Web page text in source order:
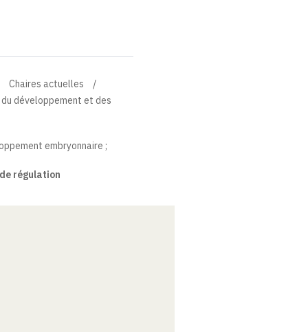
Chaires actuelles
développement et des
embryonnaire ;
régulation